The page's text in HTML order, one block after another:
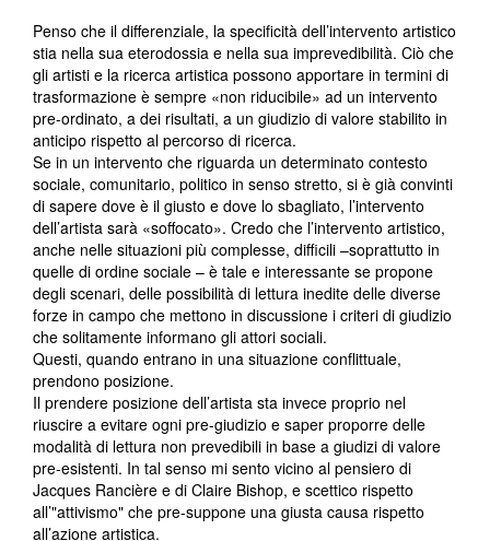
Penso che il differenziale, la specificità dell’intervento artistico
stia nella sua eterodossia e nella sua imprevedibilità. Ciò che
gli artisti e la ricerca artistica possono apportare in termini di
trasformazione è sempre «non riducibile» ad un intervento
pre-ordinato, a dei risultati, a un giudizio di valore stabilito in
anticipo rispetto al percorso di ricerca.
Se in un intervento che riguarda un determinato contesto
sociale, comunitario, politico in senso stretto, si è già convinti
di sapere dove è il giusto e dove lo sbagliato, l’intervento
dell’artista sarà «soffocato». Credo che l’intervento artistico,
anche nelle situazioni più complesse, difficili –soprattutto in
quelle di ordine sociale – è tale e interessante se propone
degli scenari, delle possibilità di lettura inedite delle diverse
forze in campo che mettono in discussione i criteri di giudizio
che solitamente informano gli attori sociali.
Questi, quando entrano in una situazione conflittuale,
prendono posizione.
Il prendere posizione dell’artista sta invece proprio nel
riuscire a evitare ogni pre-giudizio e saper proporre delle
modalità di lettura non prevedibili in base a giudizi di valore
pre-esistenti. In tal senso mi sento vicino al pensiero di
Jacques Rancière e di Claire Bishop, e scettico rispetto
all’"attivismo" che pre-suppone una giusta causa rispetto
all’azione artistica.